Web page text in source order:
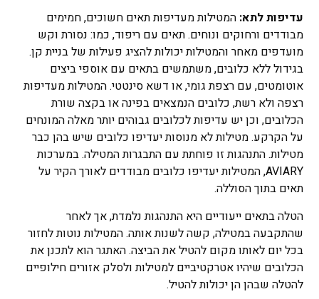
עדיפות לתא: המטילות מעדיפות תאים חשוכים, חמימים
מבודדים ורחוקים ונוחים. תאים עם ריפוד, כמו: נסורת וקש
מועדפים מאחר והמטילות יכולות להציג פעילות של בניית קן.
בגידול ללא כלובים, משתמשים בתאים עם אוספי ביצים
אוטומטים, עם רצפת גומי, או דשא סינטטי. המטילות מעדיפות
רצפה ולא רשת, כלובים הנמצאים בפינה או בקצה שורת
הכלובים, וכן יש עדיפות לכלובים גבוהים יותר מאלה המונחים
על הקרקע. מטילות לא מנוסות יעדיפו כלובים שיש בהן כבר
מטילות. התנהגות זו פוחתת עם התבגרות המטילה. במערכות
AVIARY, המטילות יעדיפו כלובים מבודדים לאורך הקיר על
תאים בתוך הסוללה.
הטלה בתאים ייעודיים היא התנהגות נלמדת, אך לאחר
שהתקבעה במטילה, קשה לשנות אותה. המטילות נוטות לחזור
בכל יום לאותו מקום להטיל את הביצה. האתגר הוא לתכנן את
הכלובים שיהיו אטרקטיביים למטילות ולסלק אזורים חילופיים
להטלה שבהן הן יכולות להטיל.